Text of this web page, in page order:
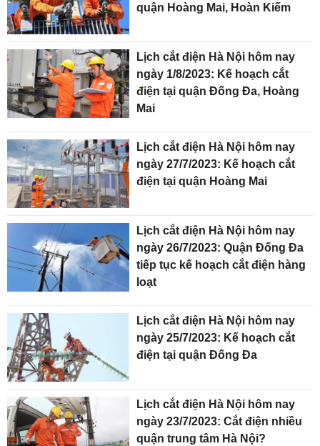
quận Hoàng Mai, Hoàn Kiếm
Lịch cắt điện Hà Nội hôm nay
ngày 1/8/2023: Kế hoạch cắt
điện tại quận Đống Đa, Hoàng
Mai
Lịch cắt điện Hà Nội hôm nay
ngày 27/7/2023: Kế hoạch cắt
điện tại quận Hoàng Mai
Lịch cắt điện Hà Nội hôm nay
ngày 26/7/2023: Quận Đống Đa
tiếp tục kế hoạch cắt điện hàng
loạt
Lịch cắt điện Hà Nội hôm nay
ngày 25/7/2023: Kế hoạch cắt
điện tại quận Đống Đa
Lịch cắt điện Hà Nội hôm nay
ngày 23/7/2023: Cắt điện nhiều
quận trung tâm Hà Nội?